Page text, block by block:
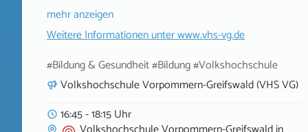
mehr anzeigen
Weitere Informationen unterwww.vhs-vg.de
#Bildung & Gesundheit #Bildung #Volkshochschule
Volkshochschule Vorpommern-Greifswald (VHS VG)
16:45 - 18:15 Uhr